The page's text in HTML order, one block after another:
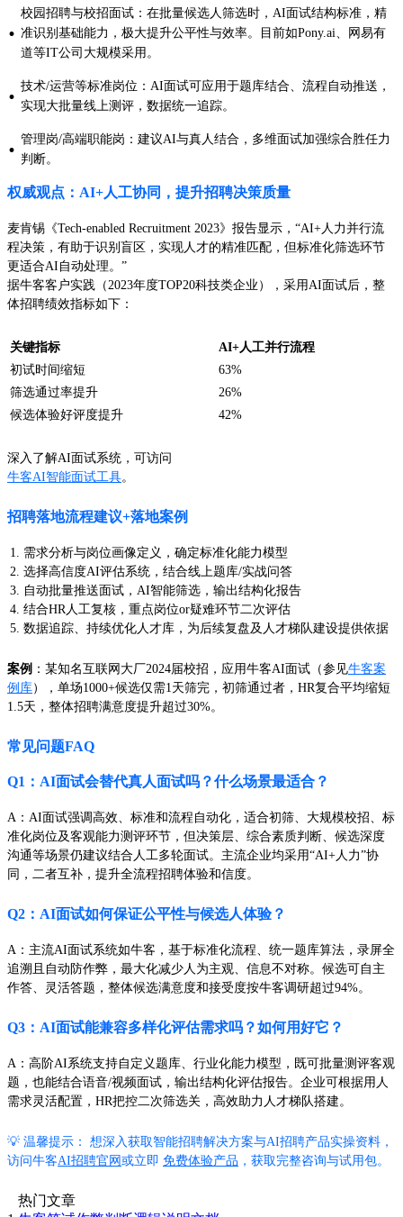
·
校园招聘与校招面试：在批量候选人筛选时，AI面试结构标准，精
准识别基础能力，极大提升公平性与效率。目前如Pony.ai、网易有
道等IT公司大规模采用。
· 技术/运营等标准岗位：AI面试可应用于题库结合、流程自动推送，
实现大批量线上测评，数据统一追踪。
· 管理岗/高端职能岗：建议AI与真人结合，多维面试加强综合胜任力
判断。
权威观点：AI+人工协同，提升招聘决策质量
麦肯锡《Tech-enabled Recruitment 2023》报告显示，“AI+人力并行流
程决策，有助于识别盲区，实现人才的精准匹配，但标准化筛选环节
更适合AI自动处理。”
据牛客客户实践（2023年度TOP20科技类企业），采用AI面试后，整
体招聘绩效指标如下：
关键指标
AI+人工并行流程
初试时间缩短
63%
筛选通过率提升
26%
候选体验好评度提升
42%
深入了解AI面试系统，可访问
牛客AI智能面试工具。
招聘落地流程建议+落地案例
需求分析与岗位画像定义，确定标准化能力模型
选择高信度AI评估系统，结合线上题库/实战问答
自动批量推送面试，AI智能筛选，输出结构化报告
结合HR人工复核，重点岗位or疑难环节二次评估
数据追踪、持续优化人才库，为后续复盘及人才梯队建设提供依据
案例 ：某知名互联网大厂2024届校招，应用牛客AI面试（参见牛客案
例库），单场1000+候选仅需1天筛完，初筛通过者，HR复合平均缩短
1.5天，整体招聘满意度提升超过30%。
常见问题FAQ
Q1：AI面试会替代真人面试吗？什么场景最适合？
A：AI面试强调高效、标准和流程自动化，适合初筛、大规模校招、标
准化岗位及客观能力测评环节，但决策层、综合素质判断、候选深度
沟通等场景仍建议结合人工多轮面试。主流企业均采用“AI+人力”协
同，二者互补，提升全流程招聘体验和信度。
Q2：AI面试如何保证公平性与候选人体验？
A：主流AI面试系统如牛客，基于标准化流程、统一题库算法，录屏全
追溯且自动防作弊，最大化减少人为主观、信息不对称。候选可自主
作答、灵活答题，整体候选满意度和接受度按牛客调研超过94%。
Q3：AI面试能兼容多样化评估需求吗？如何用好它？
A：高阶AI系统支持自定义题库、行业化能力模型，既可批量测评客观
题，也能结合语音/视频面试，输出结构化评估报告。企业可根据用人
需求灵活配置，HR把控二次筛选关，高效助力人才梯队搭建。
💡 温馨提示： 想深入获取智能招聘解决方案与AI招聘产品实操资料，
访问牛客AI招聘官网 或立即 免费体验产品 ，获取完整咨询与试用包。
热门文章